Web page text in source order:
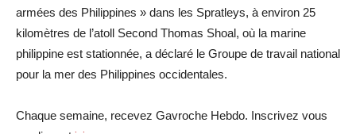
armées des Philippines » dans les Spratleys, à environ 25
kilomètres de l’atoll Second Thomas Shoal, où la marine
philippine est stationnée, a déclaré le Groupe de travail national
pour la mer des Philippines occidentales.
Chaque semaine, recevez Gavroche Hebdo. Inscrivez vous